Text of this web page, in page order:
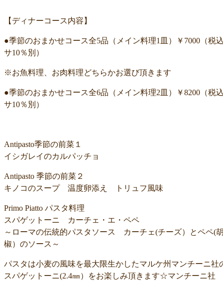
【ディナーコース内容】
●季節のおまかせコース全5品（メイン料理1皿）￥7000（税
サ10％別）
※お魚料理、お肉料理どちらかお選び頂きます
●季節のおまかせコース全6品（メイン料理2皿）￥8200（税
サ10％別）
Antipasto季節の前菜１
イシガレイのカルパッチョ
Antipasto 季節の前菜２
キノコのスープ 温度卵添え トリュフ風味
Primo Piatto パスタ料理
スパゲットーニ カーチェ・エ・ペペ
～ローマの伝統的パスタソース カーチェ(チーズ）とペペ(
椒）のソース～
パスタは小麦の風味を最大限生かしたマルケ州マンチーニ社
スパゲットーニ(2.4㎜）をお楽しみ頂きます☆マンチーニ社